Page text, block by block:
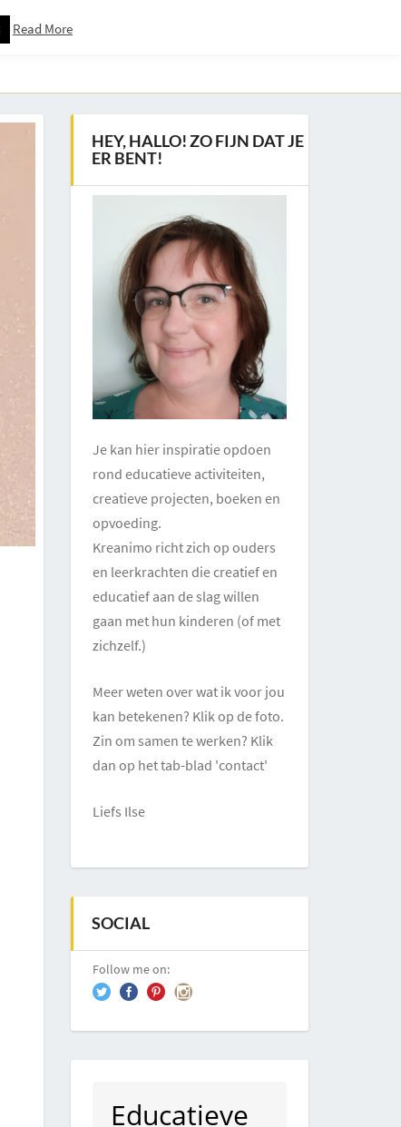
Downloadspagina – Voor Nieuwsbrief Abonnees
HEY, HALLO! ZO FIJN DAT JE
ER BENT!
Je kan hier inspiratie opdoen
rond educatieve activiteiten,
creatieve projecten, boeken en
opvoeding.
Kreanimo richt zich op ouders
en leerkrachten die creatief en
educatief aan de slag willen
gaan met hun kinderen (of met
zichzelf.)
Meer weten over wat ik voor jou
kan betekenen? Klik op de foto.
Zin om samen te werken? Klik
dan op het tab-blad 'contact'
Liefs Ilse
SOCIAL
Follow me on:
Educatieve
Read More